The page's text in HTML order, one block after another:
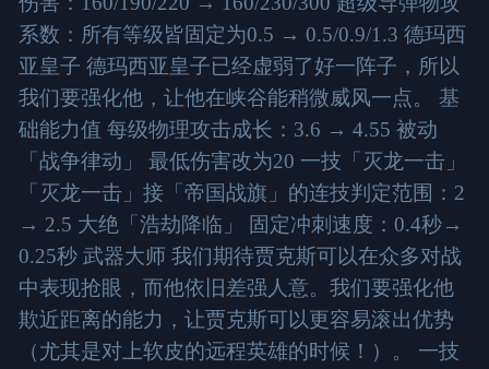
系数：所有等级皆固定为0.5 → 0.5/0.9/1.3 德玛西
亚皇子 德玛西亚皇子已经虚弱了好一阵子，所以
我们要强化他，让他在峡谷能稍微威风一点。 基
础能力值 每级物理攻击成长：3.6 → 4.55 被动
「战争律动」 最低伤害改为20 一技「灭龙一击」
「灭龙一击」接「帝国战旗」的连技判定范围：2
→ 2.5 大绝「浩劫降临」 固定冲刺速度：0.4秒→
0.25秒 武器大师 我们期待贾克斯可以在众多对战
中表现抢眼，而他依旧差强人意。我们要强化他
欺近距离的能力，让贾克斯可以更容易滚出优势
（尤其是对上软皮的远程英雄的时候！）。 一技